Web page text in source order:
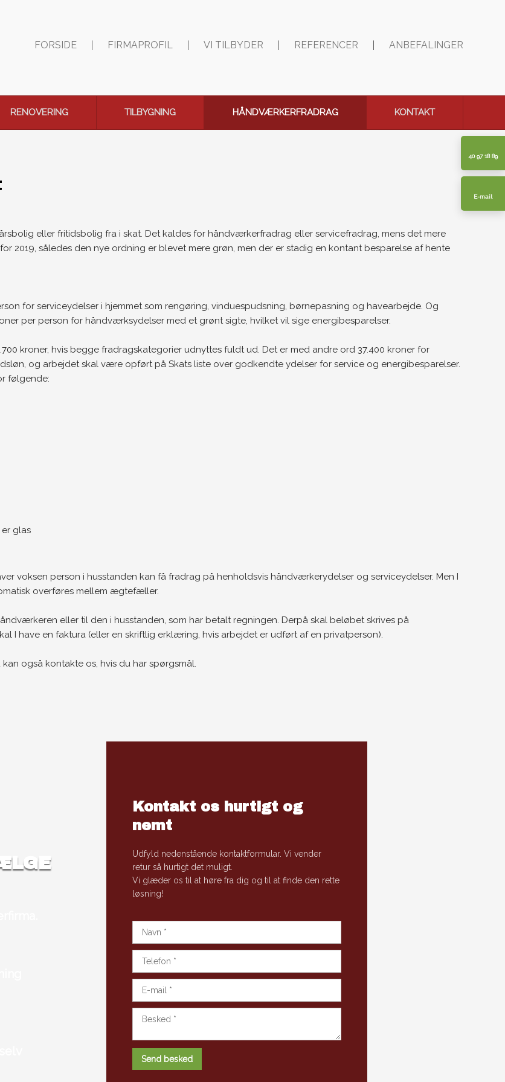
40 97 18 89
E-mail
FORSIDE FIRMAPROFIL VI TILBYDER REFERENCER ANBEFALINGER
RENOVERING TILBYGNING HÅNDVÆRKERFRADRAG KONTAKT
eller fritidsbolig fra i skat. Det kaldes for håndværkerfradrag eller servicefradrag, mens det mere
2019, således den nye ordning er blevet mere grøn, men der er stadig en kontant besparelse af hente
for serviceydelser i hjemmet som rengøring, vinduespudsning, børnepasning og havearbejde. Og
per person for håndværksydelser med et grønt sigte, hvilket vil sige energibesparelser.
kroner, hvis begge fradragskategorier udnyttes fuldt ud. Det er med andre ord 37.400 kroner for
og arbejdet skal være opført på Skats liste over godkendte ydelser for service og energibesparelser.
følgende:
glas
voksen person i husstanden kan få fradrag på henholdsvis håndværkerydelser og serviceydelser. Men I
overføres mellem ægtefæller.
eller til den i husstanden, som har betalt regningen. Derpå skal beløbet skrives på
I have en faktura (eller en skriftlig erklæring, hvis arbejdet er udført af en privatperson).
også kontakte os, hvis du har spørgsmål.
Kontakt os hurtigt og
nemt
Udfyld nedenstående kontaktformular. Vi vender
retur så hurtigt det muligt.
​Vi glæder os til at høre fra dig og til at finde den rette
løsning!